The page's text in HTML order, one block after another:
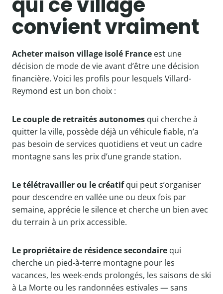
convient vraiment
Acheter maison village isolé France est une
décision de mode de vie avant d’être une décision
financière. Voici les profils pour lesquels Villard-
Reymond est un bon choix :
Le couple de retraités autonomes qui cherche à
quitter la ville, possède déjà un véhicule fiable, n’a
pas besoin de services quotidiens et veut un cadre
montagne sans les prix d’une grande station.
Le télétravailler ou le créatifqui peut s’organiser
pour descendre en vallée une ou deux fois par
semaine, apprécie le silence et cherche un bien avec
du terrain à un prix accessible.
Le propriétaire de résidence secondaire qui
cherche un pied-à-terre montagne pour les
vacances, les week-ends prolongés, les saisons de ski
à La Morte ou les randonnées estivales — sans